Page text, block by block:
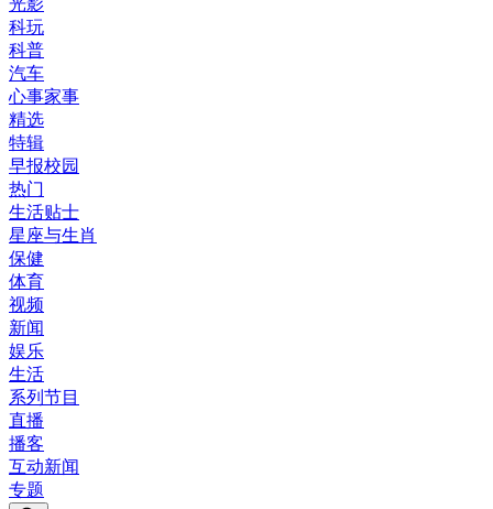
光影
科玩
科普
汽车
心事家事
精选
特辑
早报校园
热门
生活贴士
星座与生肖
保健
体育
视频
新闻
娱乐
生活
系列节目
直播
播客
互动新闻
专题